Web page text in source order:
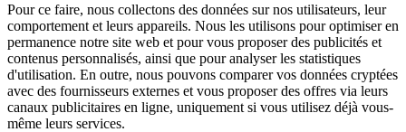
Pour ce faire, nous collectons des données sur nos utilisateurs, leur
comportement et leurs appareils. Nous les utilisons pour optimiser en
permanence notre site web et pour vous proposer des publicités et
contenus personnalisés, ainsi que pour analyser les statistiques
d'utilisation. En outre, nous pouvons comparer vos données cryptées
avec des fournisseurs externes et vous proposer des offres via leurs
canaux publicitaires en ligne, uniquement si vous utilisez déjà vous-
même leurs services.